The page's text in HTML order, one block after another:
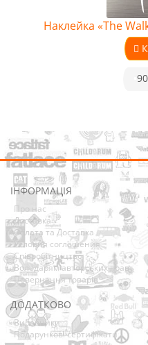
Наклейка «The
ІНФОРМАЦІЯ
Про нас
Доставка
Оплата та Доставка
Условия соглашения
Співробітництво
Володарям авторських прав
Повернення товарів
ДОДАТКОВО
Виробники
Подарункові сертифікати